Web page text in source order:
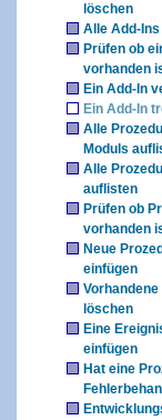
löschen
Alle Add-
Prüfen ob
vorhanden
Ein Add-In
Ein Add-In
Alle
Moduls
Alle
auflisten
Prüfen ob
vorhanden
Neue
einfügen
löschen
Eine
einfügen
Hat eine